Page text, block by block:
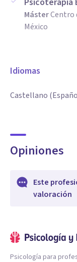
MásterCentro
México
Idiomas
Castellano
Opiniones
Este
valoración
Psicología para